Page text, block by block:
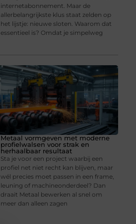
internetabonnement. Maar de
allerbelangrijkste klus staat zelden op
het lijstje: nieuwe sloten. Waarom dat
essentieel is? Omdat je simpelweg
Metaal vormgeven met moderne
profielwalsen voor strak en
herhaalbaar resultaat
Sta je voor een project waarbij een
profiel net niet recht kan blijven, maar
wél precies moet passen in een frame,
leuning of machineonderdeel? Dan
draait Metaal bewerken al snel om
meer dan alleen zagen